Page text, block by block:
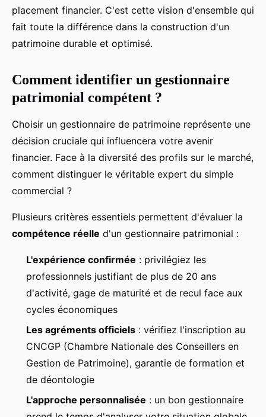
placement financier. C'est cette vision d'ensemble qui
fait toute la différence dans la construction d'un
patrimoine durable et optimisé.
Comment identifier un gestionnaire
patrimonial compétent ?
Choisir un gestionnaire de patrimoine représente une
décision cruciale qui influencera votre avenir
financier. Face à la diversité des profils sur le marché,
comment distinguer le véritable expert du simple
commercial ?
Plusieurs critères essentiels permettent d'évaluer la
compétence réelle d'un gestionnaire patrimonial :
L'expérience confirmée : privilégiez les
professionnels justifiant de plus de 20 ans
d'activité, gage de maturité et de recul face aux
cycles économiques
Les agréments officiels : vérifiez l'inscription au
CNCGP (Chambre Nationale des Conseillers en
Gestion de Patrimoine), garantie de formation et
de déontologie
L'approche personnalisée : un bon gestionnaire